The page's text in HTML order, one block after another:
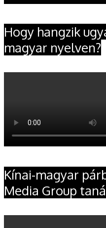
Hogy hangzik
magyar nyelven?
Kínai-magyar
Media Group